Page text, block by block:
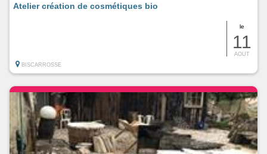
le
11
AOUT
Atelier création de cosmétiques bio
BISCARROSSE